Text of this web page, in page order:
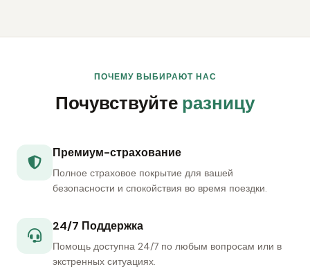
ПОЧЕМУ ВЫБИРАЮТ НАС
Почувствуйте разницу
Премиум-страхование
Полное страховое покрытие для вашей
безопасности и спокойствия во время поездки.
24/7 Поддержка
Помощь доступна 24/7 по любым вопросам или в
экстренных ситуациях.